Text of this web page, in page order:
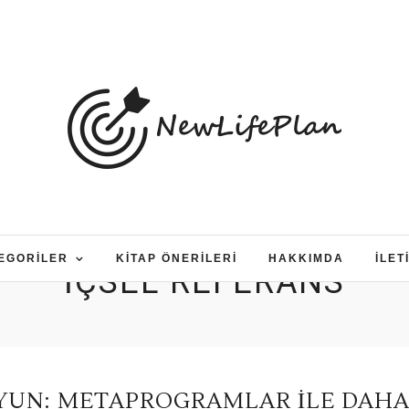
KITAP ÖNERILERI HAKKIMDA
IÇSEL REFERANS
METAPROGRAMLAR ILE DAHA